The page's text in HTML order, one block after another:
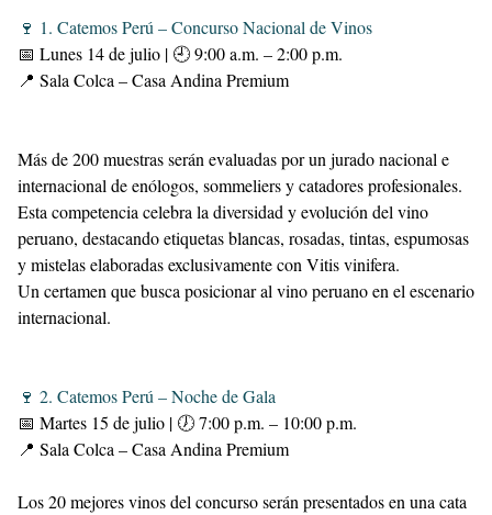
🍷 1. Catemos Perú – Concurso Nacional de Vinos
📅 Lunes 14 de julio | 🕘 9:00 a.m. – 2:00 p.m.
📍 Sala Colca – Casa Andina Premium
Más de 200 muestras serán evaluadas por un jurado nacional e
internacional de enólogos, sommeliers y catadores profesionales.
Esta competencia celebra la diversidad y evolución del vino
peruano, destacando etiquetas blancas, rosadas, tintas, espumosas
y mistelas elaboradas exclusivamente con Vitis vinifera.
Un certamen que busca posicionar al vino peruano en el escenario
internacional.
🍷 2. Catemos Perú – Noche de Gala
📅 Martes 15 de julio | 🕖 7:00 p.m. – 10:00 p.m.
📍 Sala Colca – Casa Andina Premium
Los 20 mejores vinos del concurso serán presentados en una cata